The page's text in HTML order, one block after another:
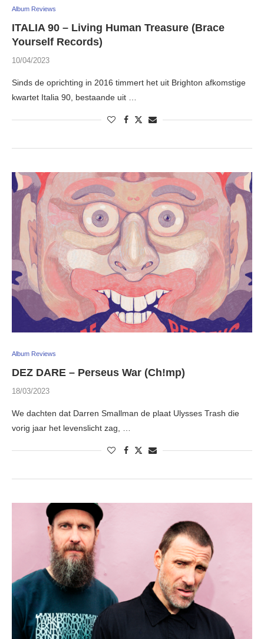
Album Reviews
ITALIA 90 – Living Human Treasure (Brace
Yourself Records)
10/04/2023
Sinds de oprichting in 2016 timmert het uit Brighton afkomstige
kwartet Italia 90, bestaande uit …
Album Reviews
DEZ DARE – Perseus War (Ch!mp)
18/03/2023
We dachten dat Darren Smallman de plaat Ulysses Trash die
vorig jaar het levenslicht zag, …